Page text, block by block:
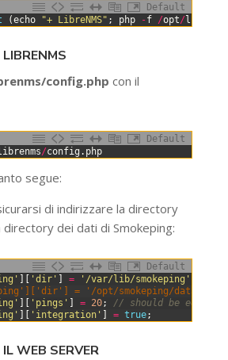
Default
(echo "+ LibreNMS" ; php -f /opt/
config.php con il
Default
/config . php
segue:
di indirizzare la directory
dei dati di Smokeping:
Default
] [ 'dir' ] = '/var/lib/smokeping'
= '/opt/smokeping/data';
] [ 'pings' ] = 20;
// should be equal
] [ 'integration' ] = true;
WEB SERVER